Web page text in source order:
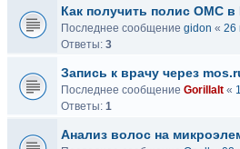
Как получить полис ОМС в
Последнее сообщение gidon « 26
Ответы: 3
Запись к врачу через
Последнее сообщение GorillaIt «
Ответы: 1
Анализ волос на